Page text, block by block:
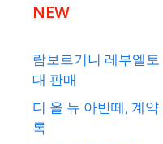
NEW
람보르기니 레부엘
대 판매
디 올 뉴 아반떼, 계
록